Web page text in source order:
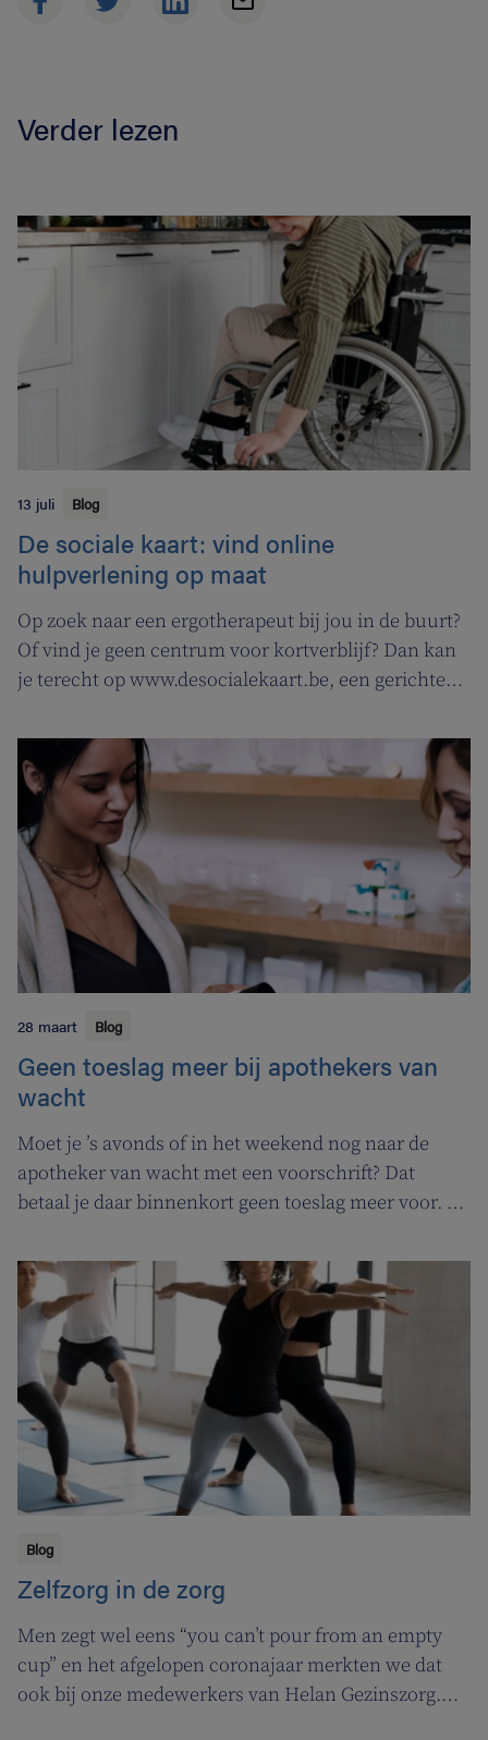
Verder lezen
13 juli Blog
De sociale kaart: vind online
hulpverlening op maat
Op zoek naar een ergotherapeut bij jou in de buurt?
Of vind je geen centrum voor kortverblijf? Dan kan
je terecht op www.desocialekaart.be, een gerichte
gezondheidszorg en welzijn. Heel handig voor zowel
patiënten als zorgverleners.
28 maart Blog
Geen toeslag meer bij apothekers van
wacht
Moet je ’s avonds of in het weekend nog naar de
apotheker van wacht met een voorschrift? Dat
betaal je daar binnenkort geen toeslag meer voor. In
apothekers van wacht.
Blog
Zelfzorg in de zorg
Men zegt wel eens “you can’t pour from an empty
cup” en het afgelopen coronajaar merkten we dat
ook bij onze medewerkers van Helan Gezinszorg.